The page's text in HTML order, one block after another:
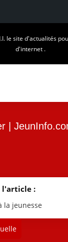
le site d'actualités
d'internet .
|
l'article :
la jeunesse